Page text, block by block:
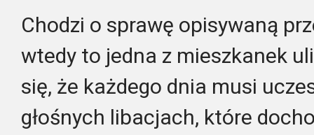
Chodzi o sprawę opisywaną
wtedy to jedna z mieszkanek
się, że każdego dnia musi
głośnych libacjach, które